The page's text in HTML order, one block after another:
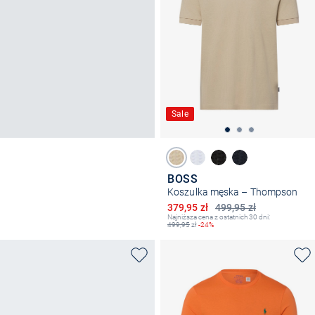
Sale
BOSS
Koszulka męska – Thompson
499,95 zł
Obniżona cena
379,95 zł
Najniższa cena z ostatnich 30 dni:
499,95zł-24%